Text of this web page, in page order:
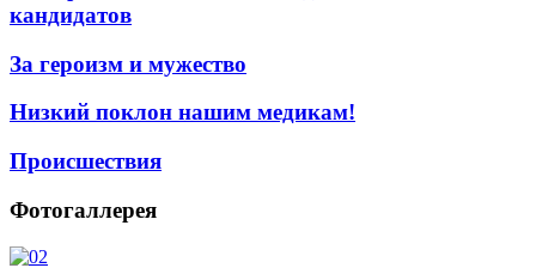
кандидатов
За героизм и мужество
Низкий поклон нашим медикам!
Происшествия
Фотогаллерея